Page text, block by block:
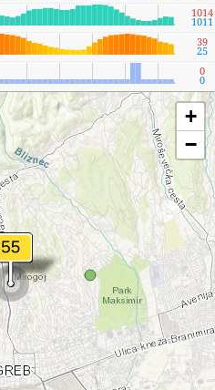
1014
1011
39
25
0
0
+
−